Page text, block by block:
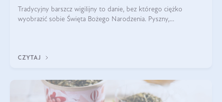
Tradycyjny barszcz wigilijny to danie, bez którego ciężko
wyobrazić sobie Święta Bożego Narodzenia. Pyszny,
CZYTAJ